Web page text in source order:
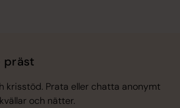
präst
krisstöd. Prata eller chatta anonymt
och nätter.